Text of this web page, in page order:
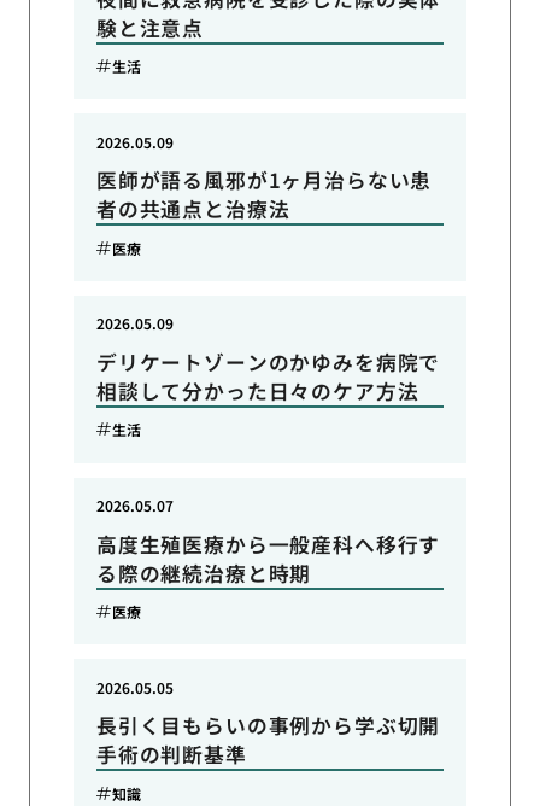
験と注意点
生活
医師が語る風邪が1ヶ月治らない患
者の共通点と治療法
2026.05.09
医療
デリケートゾーンのかゆみを病院で
相談して分かった日々のケア方法
2026.05.09
生活
高度生殖医療から一般産科へ移行す
る際の継続治療と時期
2026.05.07
医療
長引く目もらいの事例から学ぶ切開
手術の判断基準
2026.05.05
知識